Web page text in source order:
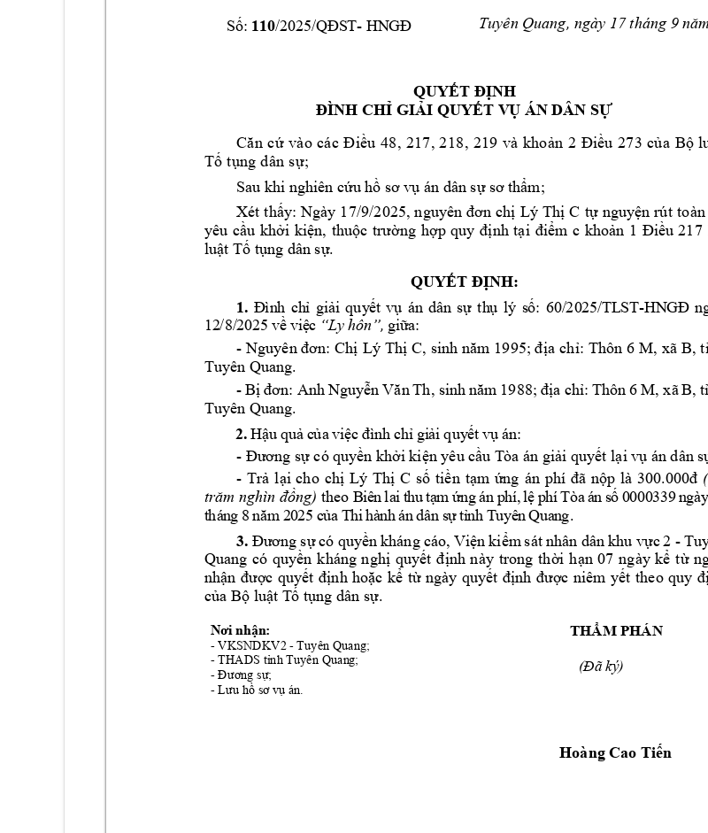
Số: 110/2025/QĐST- HNGĐ Tuyên Quang, ngày 17 tháng 9
QUYẾT ĐỊNH
ĐÌNH CHỈ GIẢI QUYẾT VỤ ÁN DÂN SỰ
Căn cứ vào các Điều 48, 217, 218, 219 và khoản 2 Điều 273 của Bộ
Tố tụng dân sự;
Sau khi nghiên cứu hồ sơ vụ án dân sự sơ thẩm;
Xét thấy: Ngày 17/9/2025, nguyên đơn chị Lý Thị C tự nguyện rút toàn
yêu cầu khởi kiện, thuộc trường hợp quy định tại điểm c khoản 1 Điều 217
luật Tố tụng dân sự.
QUYẾT ĐỊNH:
1. Đình chỉ giải quyết vụ án dân sự thụ lý số: 60/2025/TLST-HNGĐ
12/8/2025 về việc “Lyhôn”, giữa:
- Nguyên đơn: Chị Lý Thị C, sinh năm 1995; địa chỉ: Thôn 6 M, xã B,
Tuyên Quang.
- Bị đơn: Anh Nguyễn Văn Th, sinh năm 1988; địa chỉ: Thôn 6 M, xã B,
Tuyên Quang.
2. Hậu quả của việc đình chỉ giải quyết vụ án:
- Đương sự có quyền khởi kiện yêu cầu Tòa án giải quyết lại vụ án dân
- Trả lại cho chị Lý Thị C số tiền tạm ứng án phí đã nộp là 300.000đ
trăm nghìn đồng) theo Biên lai thutạm ứngán phí,lệ phíTòaán số0000339ngày
tháng 8 năm 2025 của Thihành ándân sự tỉnh Tuyên Quang.
3. Đương sự có quyền kháng cáo, Viện kiểm sát nhân dân khu vực 2 -
Quang có quyền kháng nghị quyết định này trong thời hạn 07 ngày kể từ
nhận được quyết định hoặc kể từ ngày quyết định được niêm yết theo quy
của Bộ luật Tố tụng dân sự.
Nơi nhận:
- VKSNDKV2 - Tuyên Quang;
- THADS tỉnh Tuyên Quang;
- Đương sự;
- Lưu hồ sơ vụ án.
THẨM PHÁN
(Đã ký)
Hoàng Cao Tiến